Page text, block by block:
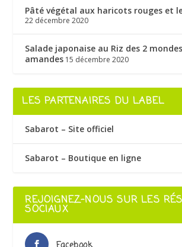
Pâté végétal aux haricots rouges et
22 décembre 2020
Salade japonaise au Riz des 2
amandes 15 décembre 2020
LES PARTENAIRES DU LABEL
Sabarot – Site officiel
Sabarot – Boutique en ligne
REJOIGNEZ-NOUS SUR LES
SOCIAUX